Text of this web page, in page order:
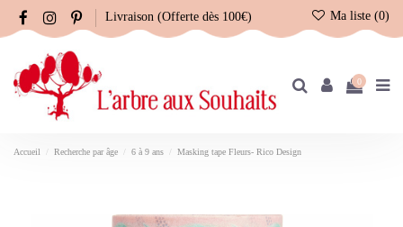
Livraison (Offerte dès 100€) Ma liste (0)
0
Accueil Recherche par âge 6 à 9 ans Masking tape Fleurs- Rico Design